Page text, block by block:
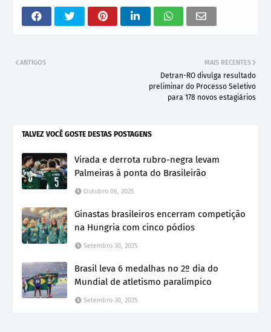
MAIS RECENTES
Detran-RO divulga resultado
preliminar do Processo Seletivo
para 178 novos estagiários
ANTIGOS
TALVEZ VOCÊ GOSTE DESTAS POSTAGENS
Virada e derrota rubro-negra levam
Palmeiras à ponta do Brasileirão
Outubro 06, 2025
Ginastas brasileiros encerram competição
na Hungria com cinco pódios
Setembro 30, 2025
Brasil leva 6 medalhas no 2º dia do
Mundial de atletismo paralímpico
Setembro 30, 2025